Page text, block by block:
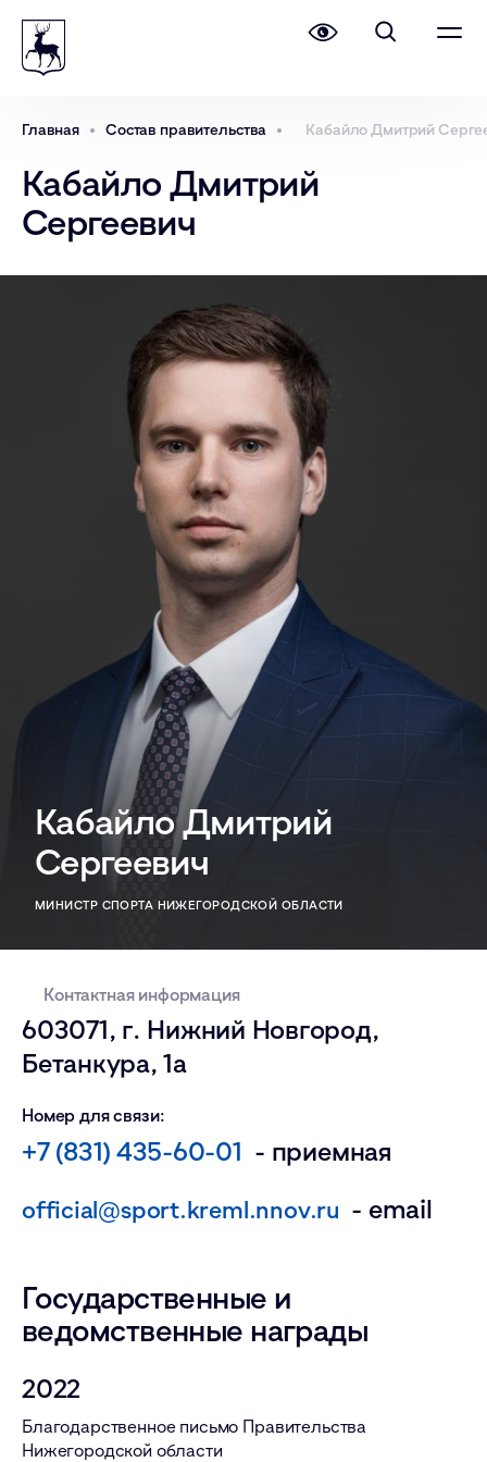
Главная Состав правительства Кабайло Дмитрий
Кабайло Дмитрий
Сергеевич
Кабайло Дмитрий
Сергеевич
МИНИСТР СПОРТА НИЖЕГОРОДСКОЙ ОБЛАСТИ
Контактная информация
603071, г. Нижний Новгород,
Бетанкура, 1а
Номер для связи:
+7 (831) 435-60-01 - приемная
official@sport.kreml.nnov.ru - email
Государственные и
ведомственные награды
2022
Благодарственное письмо Правительства
Нижегородской области